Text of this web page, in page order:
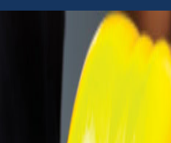
uma